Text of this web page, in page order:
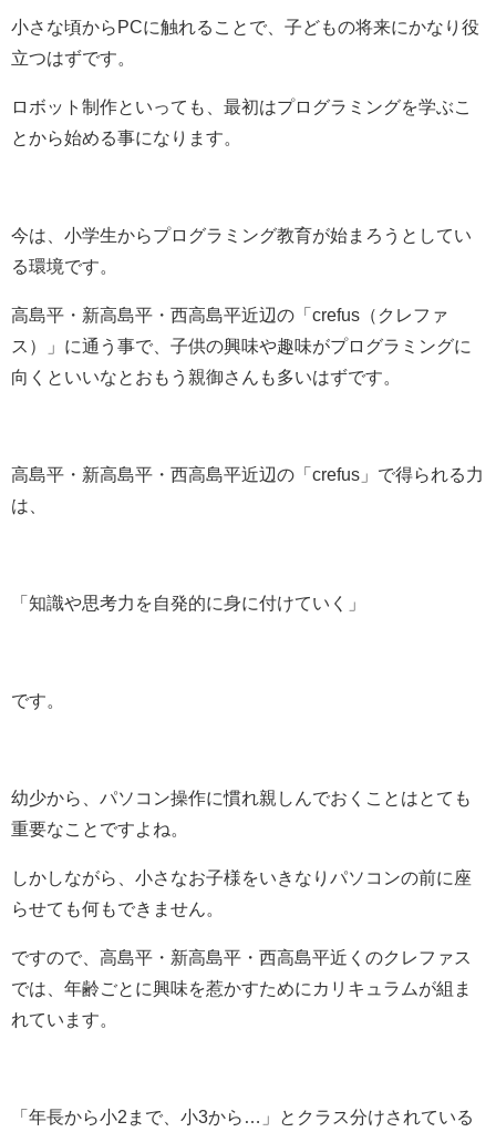
小さな頃からPCに触れることで、子どもの将来にかなり役
立つはずです。
ロボット制作といっても、最初はプログラミングを学ぶこ
とから始める事になります。
今は、小学生からプログラミング教育が始まろうとしてい
る環境です。
高島平・新高島平・西高島平近辺の「crefus（クレファ
ス）」に通う事で、子供の興味や趣味がプログラミングに
向くといいなとおもう親御さんも多いはずです。
高島平・新高島平・西高島平近辺の「crefus」で得られる力
は、
「知識や思考力を自発的に身に付けていく」
です。
幼少から、パソコン操作に慣れ親しんでおくことはとても
重要なことですよね。
しかしながら、小さなお子様をいきなりパソコンの前に座
らせても何もできません。
ですので、高島平・新高島平・西高島平近くのクレファス
では、年齢ごとに興味を惹かすためにカリキュラムが組ま
れています。
「年長から小2まで、小3から…」とクラス分けされている